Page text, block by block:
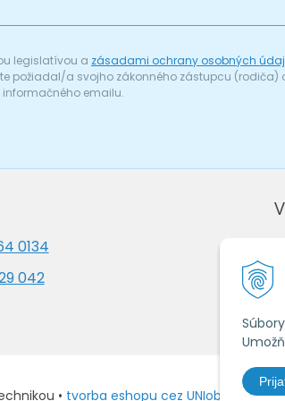
legislatívou a zásadami ochrany osobných
požiadal/a svojho zákonného zástupcu
informačného emailu.
0134
042
• tvorba eshopu cez UNIobchod,